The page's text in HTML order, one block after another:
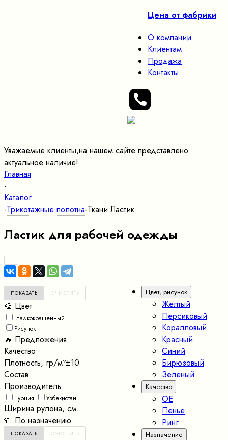
Цена от фабрики
О компании
Клиентам
Продажа
Контакты
Уважаемые клиенты,на нашем сайте представлено
актуальное наличие!
Главная
-
Каталог
-Трикотажные полотна-Ткани Ластик
Ластик для рабочей одежды
🎨 Цвет
Гладкокрашенный
Рисунок
🔥 Предложения
Качество
Плотность, гр/м²±10
Состав
Производитель
Турция Узбекистан
Ширина рулона, см.
👕 По назначению
Цвет, рисунок
Желтый
Персиковый
Коралловый
Красный
Синий
Бирюзовый
Зеленый
Качество
OE
Пенье
Ринг
Назначение